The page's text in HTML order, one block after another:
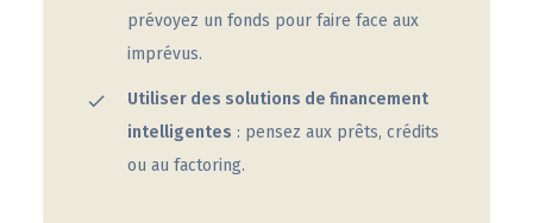
prévoyez un fonds pour faire face aux
imprévus.
Utiliser des solutions de financement
intelligentes : pensez aux prêts, crédits
ou au factoring.